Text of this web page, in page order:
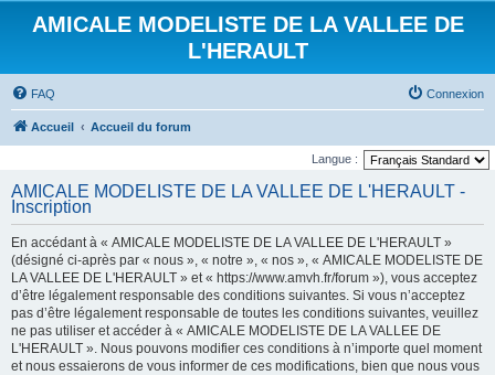
AMICALE MODELISTE DE LA VALLEE DE
L'HERAULT
FAQ Connexion
Accueil Accueil du forum
Langue :
AMICALE MODELISTE DE LA VALLEE DE L'HERAULT -
Inscription
En accédant à « AMICALE MODELISTE DE LA VALLEE DE L'HERAULT »
(désigné ci-après par « nous », « notre », « nos », « AMICALE MODELISTE DE
LA VALLEE DE L'HERAULT » et « https://www.amvh.fr/forum »), vous acceptez
d’être légalement responsable des conditions suivantes. Si vous n’acceptez
pas d’être légalement responsable de toutes les conditions suivantes, veuillez
ne pas utiliser et accéder à « AMICALE MODELISTE DE LA VALLEE DE
L'HERAULT ». Nous pouvons modifier ces conditions à n’importe quel moment
et nous essaierons de vous informer de ces modifications, bien que nous vous